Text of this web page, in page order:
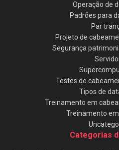
Operação de
Padrões para
Par
Projeto de
Segurança
Testes de
Tipos de
Treinamento em
Treinamento
Categorias